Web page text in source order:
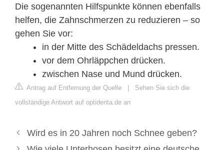
Die sogenannten Hilfspunkte können ebenfalls
helfen, die Zahnschmerzen zu reduzieren – so
gehen Sie vor:
in der Mitte des Schädeldachs pressen.
vor dem Ohrläppchen drücken.
zwischen Nase und Mund drücken.
Antrag auf Entfernung der Quelle | Sehen Sie sich die
vollständige Antwort auf optidenta.de an
Wird es in 20 Jahren noch Schnee geben?